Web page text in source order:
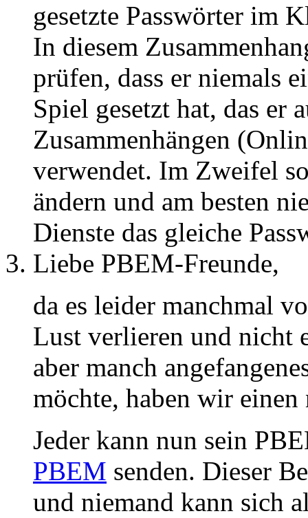
gesetzte Passwörter im
In diesem
prüfen, dass er niemals
Spiel gesetzt hat, das er
Zusammenhängen
verwendet. Im Zweifel
ändern und am besten
Dienste das gleiche
Liebe PBEM-Freunde,
da es leider manchmal
Lust verlieren und nicht
aber manch
möchte, haben wir
Jeder kann nun sein
PBEM senden. Dieser
und niemand kann sich